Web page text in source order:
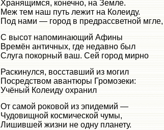
Хранящимся, конечно, на Земле.
Меж тем наш путь лежит на Колеиду.
Под нами — город в предрассветной мгле,
С высот напоминающий Афины
Времён античных, где недавно был
Слуга покорный ваш. Сей город мирно
Раскинулся, восставший из могил
Посредством авантюры Громозеки:
Учёный Колеиду охранил
От самой роковой из эпидемий —
Чудовищной космической чумы,
Лишившей жизни не одну планету.